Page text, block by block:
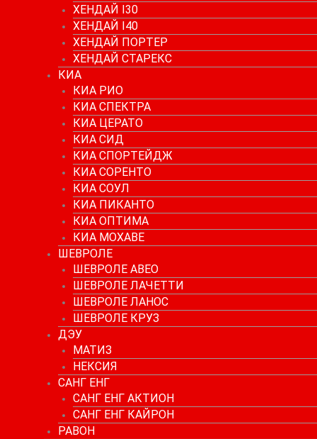
ХЕНДАЙ I30
ХЕНДАЙ I40
ХЕНДАЙ ПОРТЕР
ХЕНДАЙ СТАРЕКС
КИА
КИА РИО
КИА СПЕКТРА
КИА ЦЕРАТО
КИА СИД
КИА СПОРТЕЙДЖ
КИА СОРЕНТО
КИА СОУЛ
КИА ПИКАНТО
КИА ОПТИМА
КИА МОХАВЕ
ШЕВРОЛЕ
ШЕВРОЛЕ АВЕО
ШЕВРОЛЕ ЛАЧЕТТИ
ШЕВРОЛЕ ЛАНОС
ШЕВРОЛЕ КРУЗ
ДЭУ
МАТИЗ
НЕКСИЯ
САНГ ЕНГ
САНГ ЕНГ АКТИОН
САНГ ЕНГ КАЙРОН
РАВОН